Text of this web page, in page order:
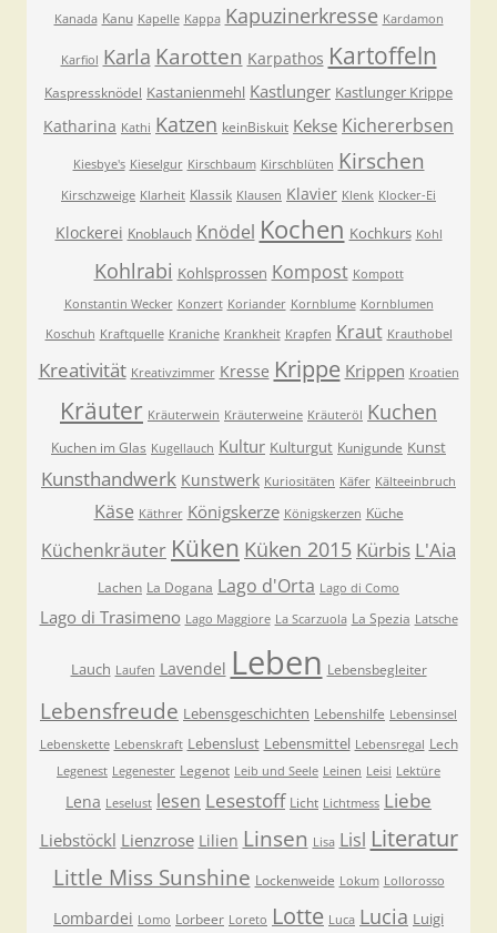
Kanada Kanu Kapelle Kappa Kapuzinerkresse Kardamon
Karfiol Karla Karotten Karpathos Kartoffeln
Kaspressknödel Kastanienmehl Kastlunger Kastlunger Krippe
Katharina Kathi Katzen keinBiskuit Kekse Kichererbsen
Kiesbye's Kieselgur Kirschbaum Kirschblüten Kirschen
Kirschzweige Klarheit Klassik Klausen Klavier Klenk Klocker-Ei
Klockerei Knoblauch Knödel Kochen Kochkurs Kohl
Kohlrabi Kohlsprossen Kompost Kompott
Konstantin Wecker Konzert Koriander Kornblume Kornblumen
Koschuh Kraftquelle Kraniche Krankheit Krapfen Kraut Krauthobel
Kreativität Kreativzimmer Kresse Krippe Krippen Kroatien
Kräuter Kräuterwein Kräuterweine Kräuteröl Kuchen
Kuchen im Glas Kugellauch Kultur Kulturgut Kunigunde Kunst
Kunsthandwerk Kunstwerk Kuriositäten Käfer Kälteeinbruch
Käse Käthrer Königskerze Königskerzen Küche
Küchenkräuter Küken Küken 2015 Kürbis L'Aia
Lachen La Dogana Lago d'Orta Lago di Como
Lago di Trasimeno Lago Maggiore La Scarzuola La Spezia Latsche
Lauch Laufen Lavendel Leben Lebensbegleiter
Lebensfreude Lebensgeschichten Lebenshilfe Lebensinsel
Lebenskette Lebenskraft Lebenslust Lebensmittel Lebensregal Lech
Legenest Legenester Legenot Leib und Seele Leinen Leisi Lektüre
Lena Leselust lesen Lesestoff Licht Lichtmess Liebe
Liebstöckl Lienzrose Lilien Linsen Lisa Lisl Literatur
Little Miss Sunshine Lockenweide Lokum Lollorosso
Lombardei Lomo Lorbeer Loreto Lotte Luca Lucia Luigi